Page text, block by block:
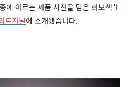
에 이르는 제품 사진을 담은 화보책 'I
트저널에 소개됐습니다.